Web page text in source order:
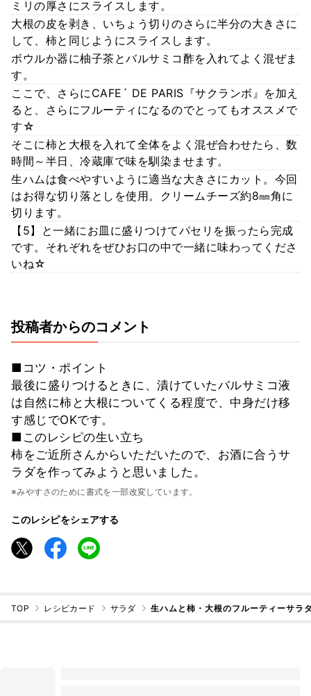
ミリの厚さにスライスします。
大根の皮を剥き、いちょう切りのさらに半分の大きさに
して、柿と同じようにスライスします。
ボウルか器に柚子茶とバルサミコ酢を入れてよく混ぜま
す。
ここで、さらにCAFE´ DE PARIS『サクランボ』を加え
ると、さらにフルーティになるのでとってもオススメで
す☆
そこに柿と大根を入れて全体をよく混ぜ合わせたら、数
時間～半日、冷蔵庫で味を馴染ませます。
生ハムは食べやすいように適当な大きさにカット。今回
はお得な切り落としを使用。クリームチーズ約8㎜角に
切ります。
【5】と一緒にお皿に盛りつけてパセリを振ったら完成
です。それぞれをぜひお口の中で一緒に味わってくださ
いね☆
投稿者からのコメント
■コツ・ポイント
最後に盛りつけるときに、漬けていたバルサミコ液
は自然に柿と大根についてくる程度で、中身だけ移
す感じでOKです。
■このレシピの生い立ち
柿をご近所さんからいただいたので、お酒に合うサ
ラダを作ってみようと思いました。
※みやすさのために書式を一部改変しています。
このレシピをシェアする
TOP レシピカード サラダ 生ハムと柿・大根のフルーティーサラ